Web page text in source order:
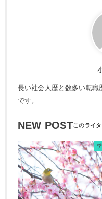
長い社会人歴と数多い転職
です。
NEW POST